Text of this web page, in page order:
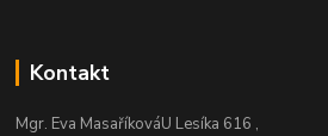
Kontakt
Mgr. Eva MasaříkováU Lesíka 616 ,